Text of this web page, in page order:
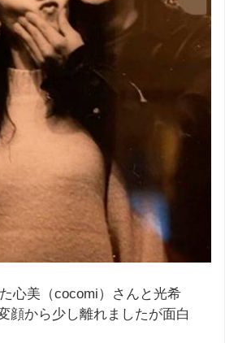
心美（cocomi）さんと光希
顔から少し離れましたが面白